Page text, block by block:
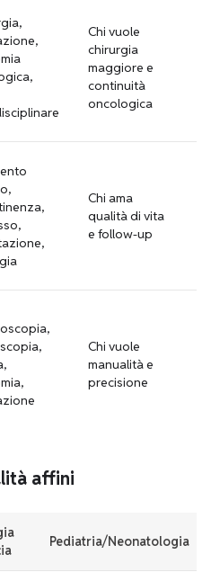
Chi vuole
chirurgia
maggiore e
continuità
oncologica
Chi ama
qualità di vita
e follow-up
Chi vuole
manualità e
precisione
affini
Pediatria/Neonatologia